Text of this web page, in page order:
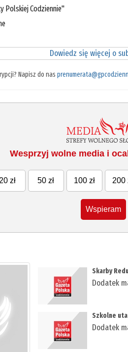
Polskiej Codziennie"
Dowiedz się więcej o
Napisz do nas
Wesprzyj wolne media i
zł 50 zł 100 zł 200
Wspieram
​Skarby
Dodatek
​Szkolne
Dodatek